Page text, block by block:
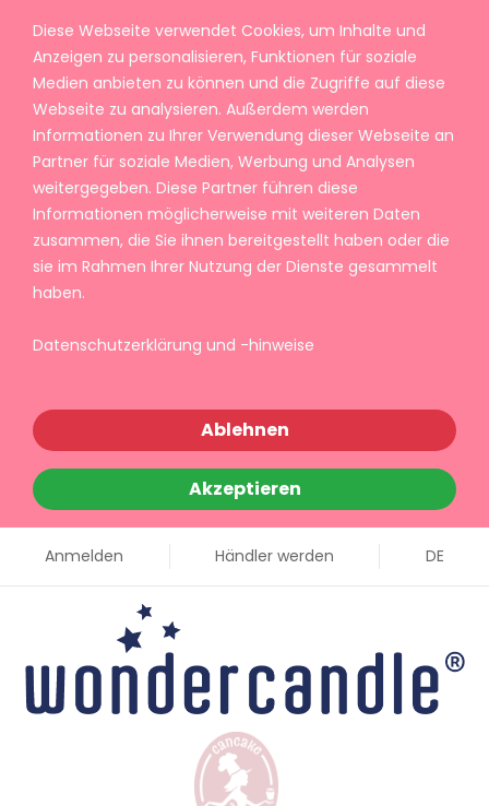
Diese Webseite verwendet Cookies, um Inhalte und
Anzeigen zu personalisieren, Funktionen für soziale
Medien anbieten zu können und die Zugriffe auf diese
Webseite zu analysieren. Außerdem werden
Informationen zu Ihrer Verwendung dieser Webseite an
Partner für soziale Medien, Werbung und Analysen
weitergegeben. Diese Partner führen diese
Informationen möglicherweise mit weiteren Daten
zusammen, die Sie ihnen bereitgestellt haben oder die
sie im Rahmen Ihrer Nutzung der Dienste gesammelt
haben.
Datenschutzerklärung und -hinweise
Ablehnen
Akzeptieren
Anmelden Händler werden DE